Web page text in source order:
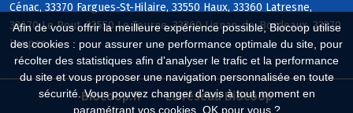
Afin de vous offrir la meilleure expérience possible, Biocoop utilise
des cookies : pour assurer une performance optimale du site, pour
récolter des statistiques afin d'analyser le trafic et la performance
du site et vous proposer une navigation personnalisée en toute
sécurité. Vous pouvez changer d'avis à tout moment en
paramétrant vos cookies. OK pour vous ?
Cénac, 33370 Fargues-St-Hilaire, 33550 Haux, 33360 Latresne,
33670 Le Pout, 33550 Le Tourne, 33360 Lignan-de-Bordeaux, 33370
Loupes
Biocoop.fr
Le réseau Biocoop